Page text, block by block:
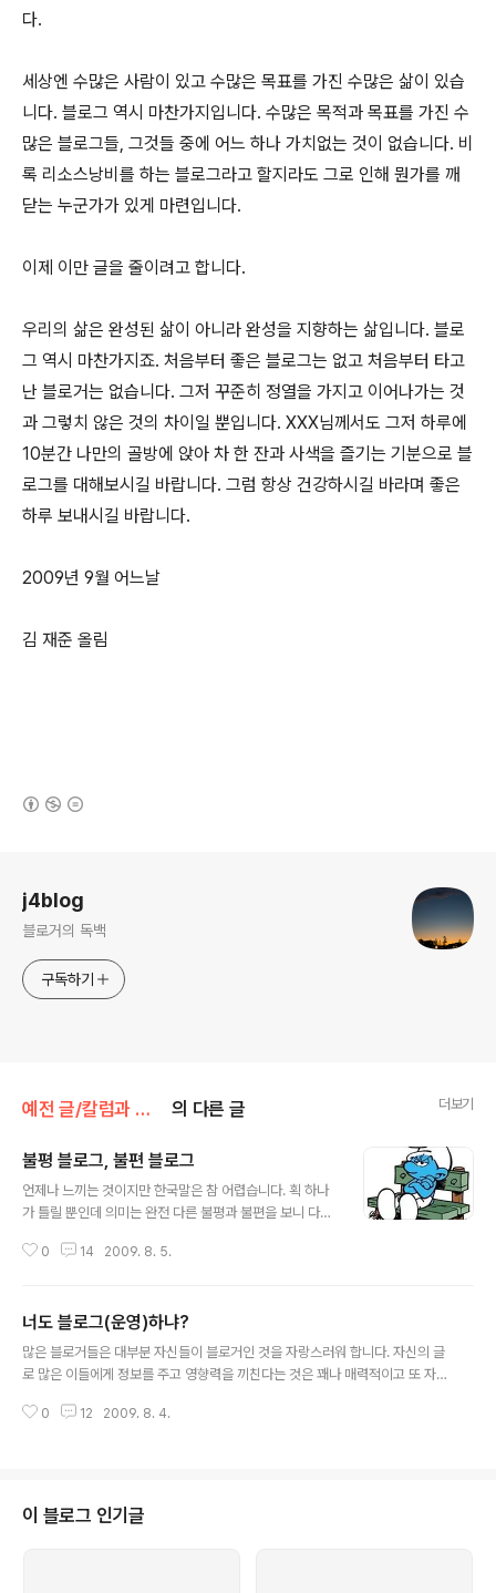
다.
세상엔 수많은 사람이 있고 수많은 목표를 가진 수많은 삶이 있습
니다. 블로그 역시 마찬가지입니다. 수많은 목적과 목표를 가진 수
많은 블로그들, 그것들 중에 어느 하나 가치없는 것이 없습니다. 비
록 리소스낭비를 하는 블로그라고 할지라도 그로 인해 뭔가를 깨
닫는 누군가가 있게 마련입니다.
이제 이만 글을 줄이려고 합니다.
우리의 삶은 완성된 삶이 아니라 완성을 지향하는 삶입니다. 블로
그 역시 마찬가지죠. 처음부터 좋은 블로그는 없고 처음부터 타고
난 블로거는 없습니다. 그저 꾸준히 정열을 가지고 이어나가는 것
과 그렇치 않은 것의 차이일 뿐입니다. XXX님께서도 그저 하루에
10분간 나만의 골방에 앉아 차 한 잔과 사색을 즐기는 기분으로 블
로그를 대해보시길 바랍니다. 그럼 항상 건강하시길 바라며 좋은
하루 보내시길 바랍니다.
2009년 9월 어느날
김 재준 올림
j4blog
블로거의 독백
구독하기
예전 글/칼럼과 단상 의 다른 글 더보기
불평 블로그, 불편 블로그
언제나 느끼는 것이지만 한국말은 참 어렵습니다. 획 하나
가 틀릴 뿐인데 의미는 완전 다른 불평과 불편을 보니 다시
어는 곧잘 쓰는데 한국어는 문법에 맞춰 말하기가 쉽지 않
그, 믹시 등의 사이트에 올라온 글들의 제목을 보고 있자면
뭔가 찜찜한 느낌을 받게 됩니다. TV 연예 프로그램에 대
해서 감놔라 배놔라 하는 블로그도 있고, 특정 야구팀에 대
사회 문제에 관해서는 더더욱 많은 불평들이 쏟아져 나옵
0 14 2009. 8. 5.
너도 블로그(운영)하냐?
많은 블로거들은 대부분 자신들이 블로거인 것을 자랑스러워 합니다. 자신의 글
로 많은 이들에게 정보를 주고 영향력을 끼친다는 것은 꽤나 매력적이고 또 자
를 즐거워 합니다. 그런데 블로거들이 주변 친구들에게 가장 많이 듣는 말은 무
수 있습니다. 그리고 그것을 다른 이들과 공유할 수도 있습니다. 이런 블로그의
특성때문에 나의 개인적인 생활이 노출될 수도 있고 나의 내밀한 생각을 남들이
0 12 2009. 8. 4.
이 블로그 인기글